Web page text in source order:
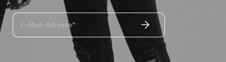
E-Mail-Adresse* ABSENDEN